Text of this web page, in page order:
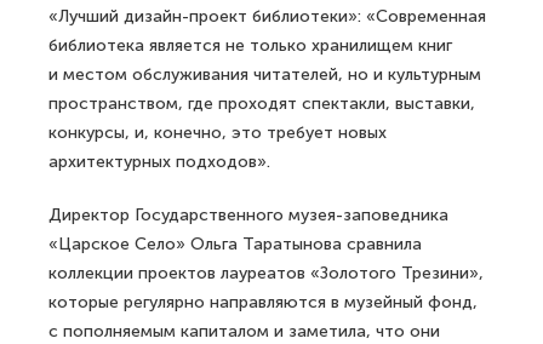
«Лучший дизайн-проект библиотеки»: «Современная
библиотека является не только хранилищем книг
и местом обслуживания читателей, но и культурным
пространством, где проходят спектакли, выставки,
конкурсы, и, конечно, это требует новых
архитектурных подходов».
Директор Государственного музея-заповедника
«Царское Село» Ольга Таратынова сравнила
коллекции проектов лауреатов «Золотого Трезини»,
которые регулярно направляются в музейный фонд,
с пополняемым капиталом и заметила, что они